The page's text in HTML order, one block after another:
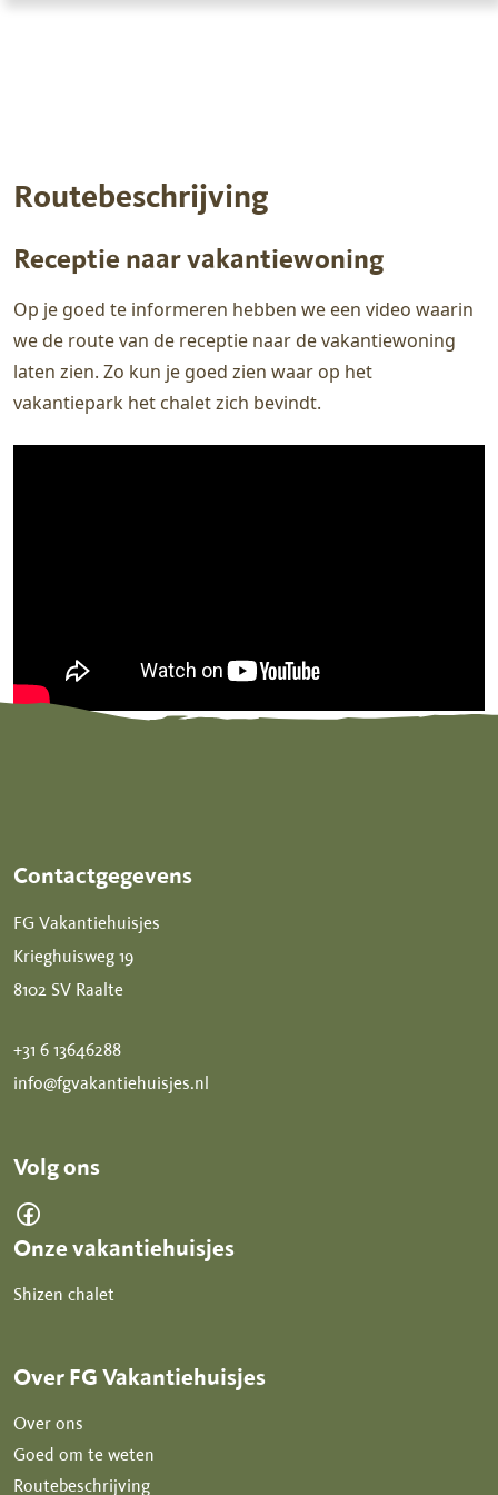
Routebeschrijving
Receptie naar vakantiewoning
Op je goed te informeren hebben we een video waarin
we de route van de receptie naar de vakantiewoning
laten zien. Zo kun je goed zien waar op het
vakantiepark het chalet zich bevindt.
Contactgegevens
FG Vakantiehuisjes
Krieghuisweg 19
8102 SV Raalte
+31 6 13646288
info@fgvakantiehuisjes.nl
Volg ons
Onze vakantiehuisjes
Shizen chalet
Over FG Vakantiehuisjes
Over ons
Goed om te weten
Routebeschrijving